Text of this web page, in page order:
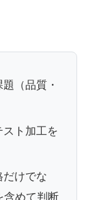
（品質・
ト加工を
けでな
含めて判断